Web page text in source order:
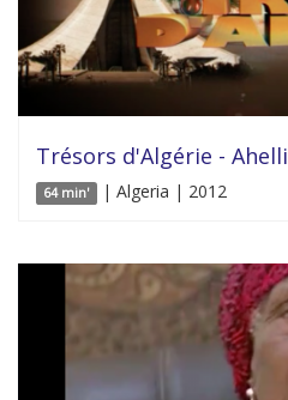
Trésors d'Algérie -
64 min' | Algeria | 2012